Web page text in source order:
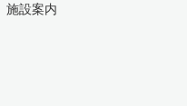
施設案内